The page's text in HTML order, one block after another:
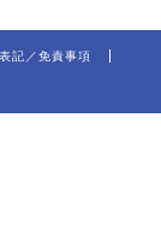
記／免責事項